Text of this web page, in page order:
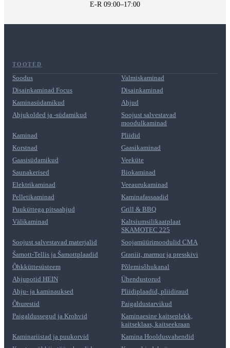
E-R 09:00–17:00
TOOTED
Soodus
Valmiskaminad
Disainkaminad Focus
Disainkaminad
Kaminasüdamikud
Ahjud
Ahjukolded ja -südamikud
Soojust salvestavad
moodulkaminad
Kaminad
Pliidid
Korstnad
Gaasikaminad
Gaasisüdamikud
Veeküte
Saunakerised
Biokaminad
Elektrikaminad
Veeaurukaminad
Pelletikaminad
Kaminafassaadid
Puuküttega pitsaahjud
Grill & BBQ
Välikaminad
Kaltsiumsilikaatplaat
SKAMOTEC 225
Soojust salvestavad materjalid
Soojamüürimoodulid CMA
Šamott-Tellis ja Šamottplaadid
Graniit, marmor ja presskivi
Õhkküttesüsteem
Põlemisõhukanal
Ahjupotid HEIN
Ühendustorud
Ahju- ja kaminauksed
Pliidiplaadid, pliidiraud
Õhurestid
Paigaldustarvikud
Paigaldussegud ja Krohvid
Kaminaesine kaitseplekk,
kaitseklaas, kaitseekraan
Kaminariistad ja puukorvid
Kamina Hooldusvahendid